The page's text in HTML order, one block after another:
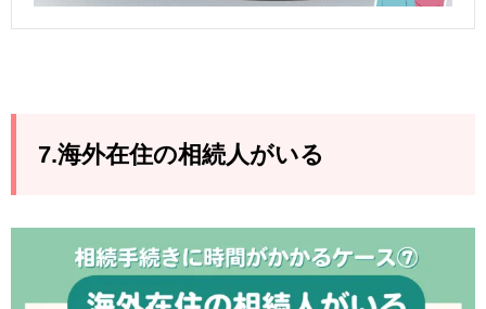
7.海外在住の相続人がいる